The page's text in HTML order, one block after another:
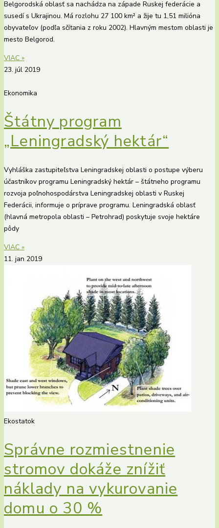
Belgorodská oblasť sa nachádza na západe Ruskej federácie a
susedí s Ukrajinou. Má rozlohu 27 100 km² a žije tu 1,51 milióna
obyvateľov (podľa sčítania z roku 2002). Hlavným mestom oblasti je
mesto Belgorod.
VIAC »
23. júl 2019
Ekonomika
Štátny program
„Leningradský hektár“
Vyhláška zastupiteľstva Leningradskej oblasti o postupe výberu
účastníkov programu Leningradský hektár – štátneho programu
rozvoja poľnohospodárstva Leningradskej oblasti v Ruskej
Federácii, informuje o príprave programu. Leningradská oblasť
(hlavná metropola oblasti – Petrohrad) poskytuje svoje hektáre
pôdy
VIAC »
11. jan 2019
Ekostatok
Správne rozmiestnenie
stromov dokáže znížiť
náklady na vykurovanie
domu o 30 %